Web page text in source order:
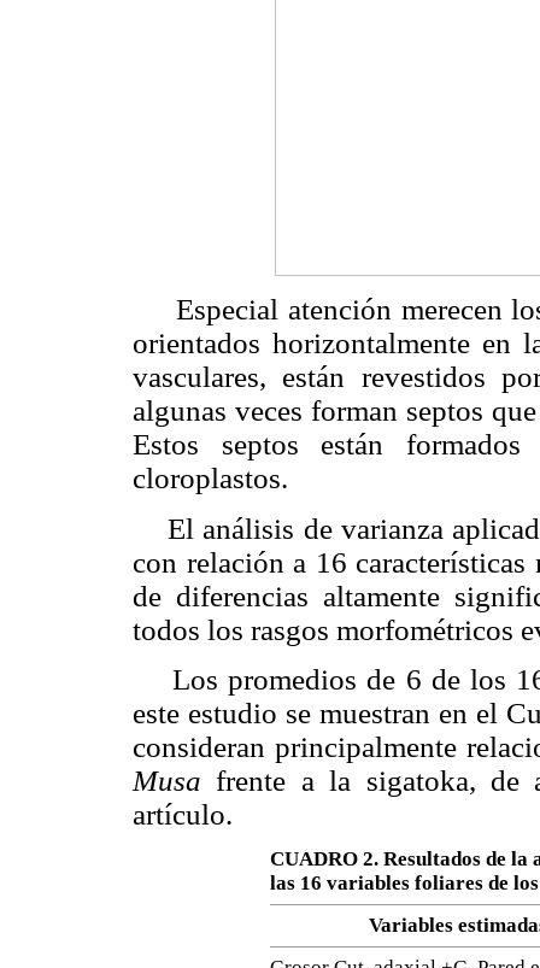
Especial atención merecen
orientados horizontalmente en
vasculares, están revestidos
algunas veces forman septos
Estos septos están
cloroplastos.
El análisis de varianza
con relación a 16
de diferencias altamente
todos los rasgos morfométricos
Los promedios de 6 de los 16
este estudio se muestran en el
consideran principalmente
Musa frente a la sigatoka, de
artículo.
CUADRO 2. Resultados de
las 16 variables foliares de
Variables